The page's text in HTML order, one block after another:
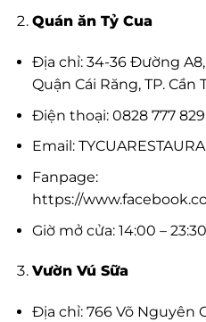
Quán ăn Tỷ Cua
Địa chỉ: 34-36 Đường
Quận Cái Răng, TP. Cần
Điện thoại: 0828 777 829
Email:
Fanpage:
https://
Giờ mở cửa: 14:00 – 23:30
Vườn Vú Sữa
Địa chỉ: 766 Võ Nguyên